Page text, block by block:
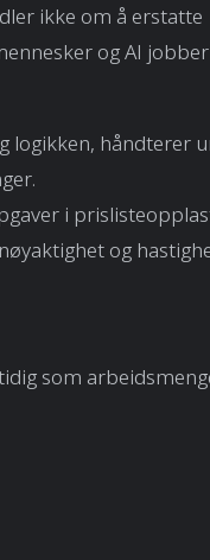
ikke om å erstatte
og AI jobber
logikken, håndterer
i
og
som